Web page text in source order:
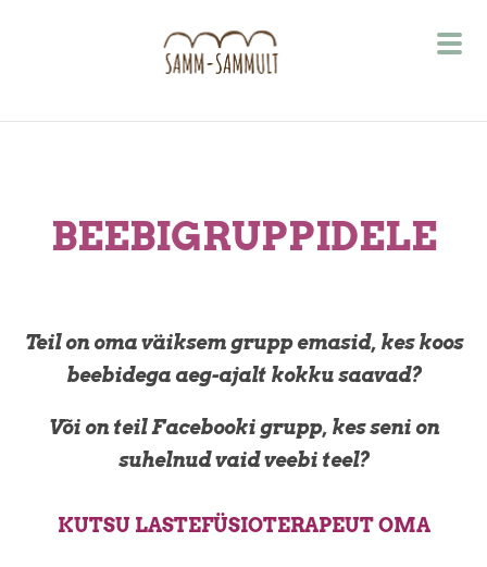
BEEBIGRUPPIDELE
Teil on oma väiksem grupp emasid, kes koos
beebidega aeg-ajalt kokku saavad?
Või on teil Facebooki grupp, kes seni on
suhelnud vaid veebi teel?
KUTSU LASTEFÜSIOTERAPEUT OMA